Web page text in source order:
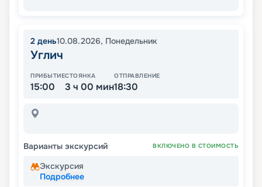
2 день10.08.2026, Понедельник
Углич
ПРИБЫТИЕ
15:00
СТОЯНКА
3 ч 00 мин
ОТПРАВЛЕНИЕ
18:30
Варианты экскурсий ВКЛЮЧЕНО В СТОИМОСТЬ
Экскурсия
Подробнее